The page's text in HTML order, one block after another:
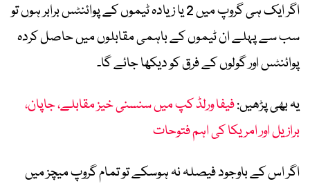
اگر ایک ہی گروپ میں 2 یا زیادہ ٹیموں کے پوائنٹس برابر ہوں تو
سب سے پہلے ان ٹیموں کے باہمی مقابلوں میں حاصل کردہ
پوائنٹس اور گولوں کے فرق کو دیکھا جائے گا۔
یہ بھی پڑھیں:فیفا ورلڈ کپ میں سنسنی خیز مقابلے، جاپان،
برازیل اور امریکا کی اہم فتوحات
اگر اس کے باوجود فیصلہ نہ ہوسکے تو تمام گروپ میچز میں